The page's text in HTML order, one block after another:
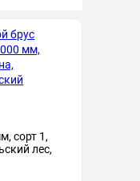
сорт 1,
лес,